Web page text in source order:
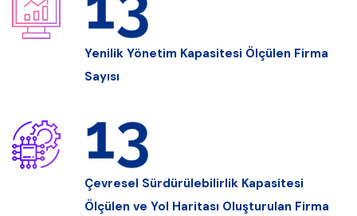
Yenilik Yönetim Kapasitesi Ölçülen Firma
Sayısı
17
Çevresel Sürdürülebilirlik Kapasitesi
Ölçülen ve Yol Haritası Oluşturulan Firma